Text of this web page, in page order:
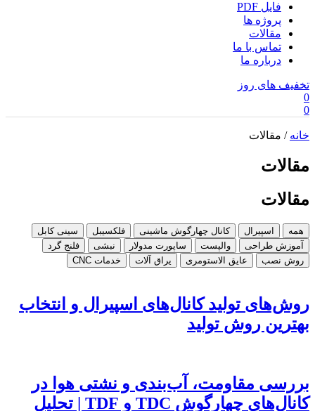
فایل PDF
پروژه ها
مقالات
تماس با ما
درباره ما
تخفیف های روز
0
0
خانه / مقالات
مقالات
مقالات
همه اسپیرال کانال چهارگوش ماشینی فلکسیبل
سینی کابل
آموزش طراحی
والپست ساپورت مدولار نبشی
فلنج گرد
روش نصب
عایق الاستومری یراق آلات خدمات CNC
روش‌های تولید کانال‌های اسپیرال و انتخاب
بهترین روش تولید
بررسی مقاومت، آب‌بندی و نشتی هوا در
کانال‌های چهارگوش TDC و TDF | تحلیل